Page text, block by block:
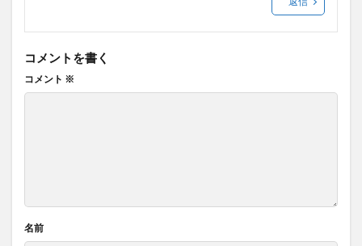
コメントを書く
コメント ※
名前